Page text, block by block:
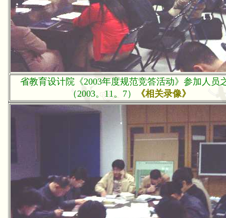
省教育设计院《2003年度规范竞答活动》参加人员
（2003。11。7）
《相关录像》